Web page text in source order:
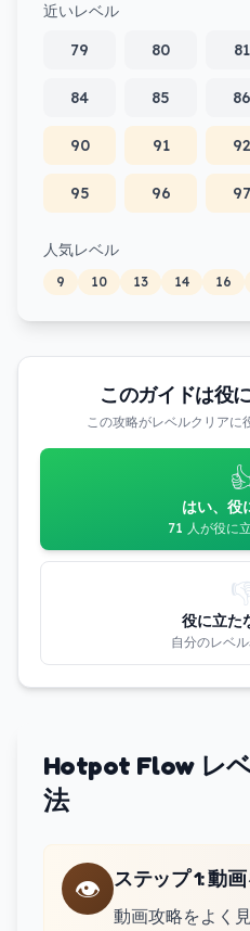
近いレベル
79
80 81
84 85 86
90 91 92
95 96 97
人気レベル
9 10 13 14 16
このガイドは役
この攻略がレベルクリアに
はい、役
71 人が役に
役に立た
自分のレベ
Hotpot Flow レ
法
👁️ ステップ 1:動
動画攻略をよく